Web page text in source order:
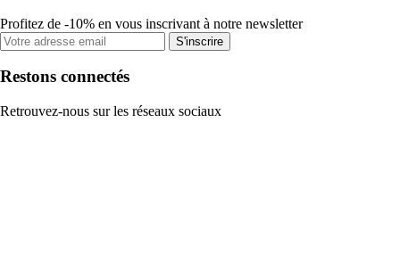
Profitez de -10% en vous inscrivant à notre newsletter
S'inscrire
Restons connectés
Retrouvez-nous sur les réseaux sociaux